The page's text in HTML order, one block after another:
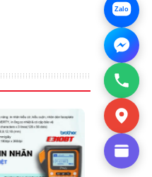
1175
Đọc thêm
Zalo